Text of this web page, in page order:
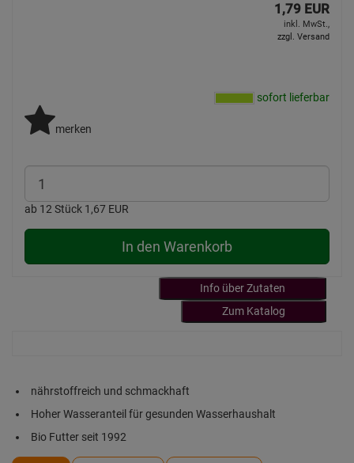
1,79 EUR
inkl. MwSt.,
zzgl. Versand
sofort lieferbar
merken
ab 12 Stück 1,67 EUR
In den Warenkorb
Info über Zutaten
Zum Katalog
nährstoffreich und schmackhaft
Hoher Wasseranteil für gesunden Wasserhaushalt
Bio Futter seit 1992